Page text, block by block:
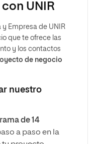
UNIR
y Empresa de UNIR
que te ofrece las
y los contactos
de negocio
nuestro
de 14
a paso en la